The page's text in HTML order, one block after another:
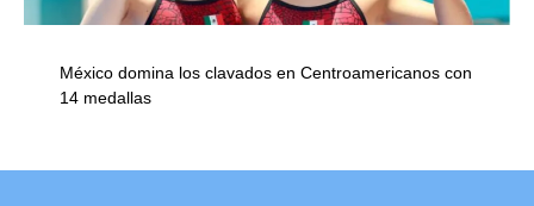
México domina los clavados en Centroamericanos con
14 medallas